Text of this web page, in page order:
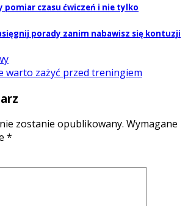
pomiar czasu ćwiczeń i nie tylko
porady zanim nabawisz się kontuzji
warto zażyć przed treningiem
zostanie opublikowany. Wymagane
*